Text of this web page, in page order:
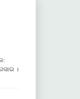
।